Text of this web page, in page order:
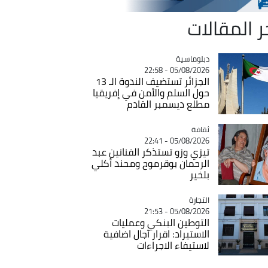
المقالات
Catégorie
دبلوماسية
05/08/2026 - 22:58
الجزائر تستضيف الندوة الـ 13
حول السلم والأمن في إفريقيا
مطلع ديسمبر القادم
Catégorie
ثقافة
05/08/2026 - 22:41
تيزي وزو تستذكر الفنانين عبد
الرحمان بوقرموح ومحند أكلي
بلخير
Catégorie
التجارة
05/08/2026 - 21:53
التوطين البنكي وعمليات
الاستيراد: اقرار آجال اضافية
لاستيفاء الاجراءات